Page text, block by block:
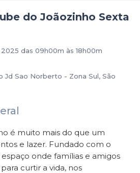
do Joãozinho Sexta
das 09h00m às 18h00m
Jd Sao Norberto - Zona Sul, São
é muito mais do que um
e lazer. Fundado com o
onde famílias e amigos
curtir a vida, nos